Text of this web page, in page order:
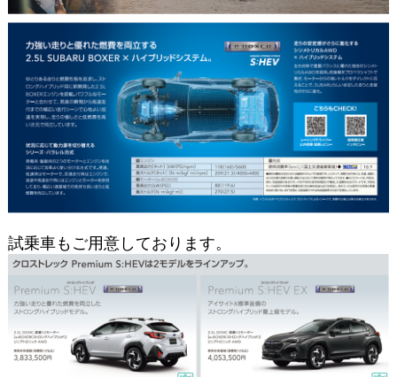
試乗車もご用意しております。